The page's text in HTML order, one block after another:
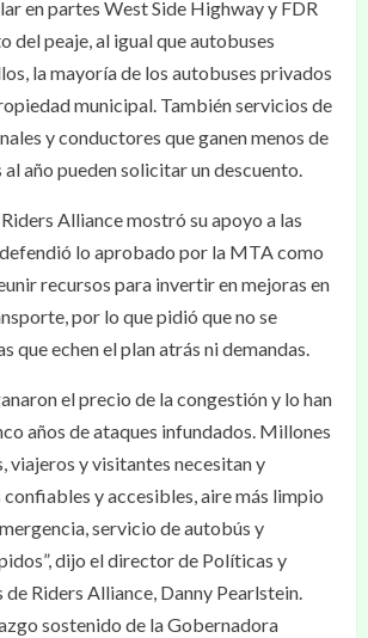
en partes West Side Highway y FDR
del peaje, al igual que autobuses
la mayoría de los autobuses privados
municipal. También servicios de
y conductores que ganen menos de
año pueden solicitar un descuento.
Alliance mostró su apoyo a las
lo aprobado por la MTA como
recursos para invertir en mejoras en
por lo que pidió que no se
que echen el plan atrás ni demandas.
el precio de la congestión y lo han
años de ataques infundados. Millones
viajeros y visitantes necesitan y
y accesibles, aire más limpio
servicio de autobús y
dijo el director de Políticas y
Riders Alliance, Danny Pearlstein.
sostenido de la Gobernadora